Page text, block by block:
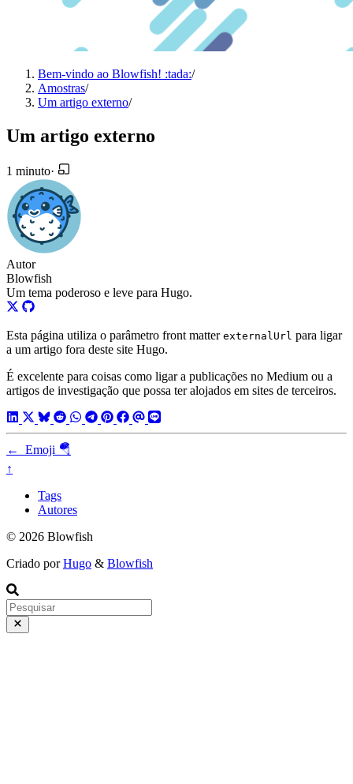
Bem-vindo ao Blowfish! :tada:/
Amostras/
Um artigo externo/
Um artigo externo
1 minuto·
Autor
Blowfish
Um tema poderoso e leve para Hugo.
Esta página utiliza o parâmetro front matter externalUrl para ligar
a um artigo fora deste site Hugo.
É excelente para coisas como ligar a publicações no Medium ou a
artigos de investigação que possa ter alojados em sites de terceiros.
←
Emoji 🪂
↑
Tags
Autores
© 2026 Blowfish
Criado porHugo & Blowfish